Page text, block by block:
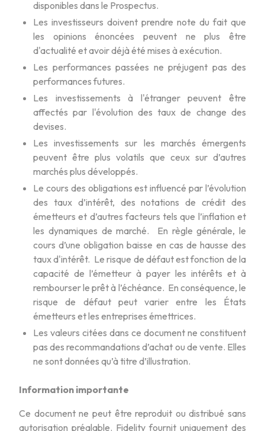
disponibles dans le Prospectus.
Les investisseurs doivent prendre note du fait que
les opinions énoncées peuvent ne plus être
d'actualité et avoir déjà été mises à exécution.
Les performances passées ne préjugent pas des
performances futures.
Les investissements à l'étranger peuvent être
affectés par l'évolution des taux de change des
devises.
Les investissements sur les marchés émergents
peuvent être plus volatils que ceux sur d’autres
marchés plus développés.
Le cours des obligations est influencé par l’évolution
des taux d’intérêt, des notations de crédit des
émetteurs et d’autres facteurs tels que l’inflation et
les dynamiques de marché. En règle générale, le
cours d’une obligation baisse en cas de hausse des
taux d'intérêt. Le risque de défaut est fonction de la
capacité de l’émetteur à payer les intérêts et à
rembourser le prêt à l’échéance. En conséquence, le
risque de défaut peut varier entre les États
émetteurs et les entreprises émettrices.
Les valeurs citées dans ce document ne constituent
pas des recommandations d’achat ou de vente. Elles
ne sont données qu’à titre d’illustration.
Information importante
Ce document ne peut être reproduit ou distribué sans
autorisation préalable. Fidelity fournit uniquement des